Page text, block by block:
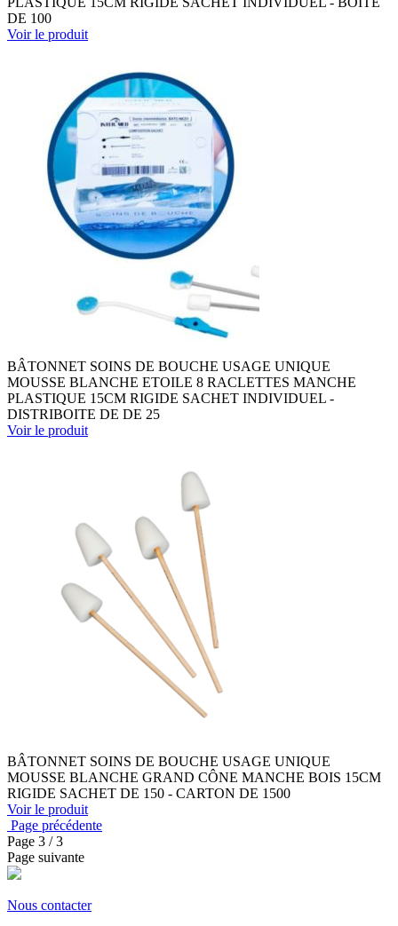
DE 100
Voir le produit
BÂTONNET SOINS DE BOUCHE USAGE UNIQUE
MOUSSE BLANCHE ETOILE 8 RACLETTES MANCHE
PLASTIQUE 15CM RIGIDE SACHET INDIVIDUEL -
DISTRIBOITE DE DE 25
Voir le produit
BÂTONNET SOINS DE BOUCHE USAGE UNIQUE
MOUSSE BLANCHE GRAND CÔNE MANCHE BOIS 15CM
RIGIDE SACHET DE 150 - CARTON DE 1500
Voir le produit
Page précédente
Page 3 / 3
Page suivante
Nous contacter